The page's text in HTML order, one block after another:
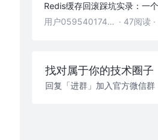
用户05954017446 · 47阅读 ·
找对属于你的技术圈子
回复「进群」加入官方微信群